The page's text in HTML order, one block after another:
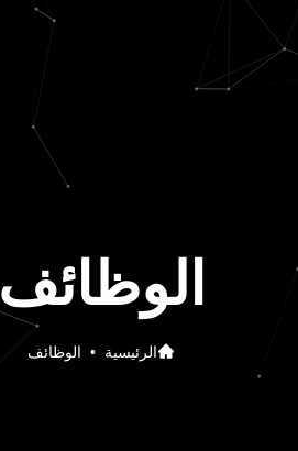
الوظائف
الرئيسية • الوظائف